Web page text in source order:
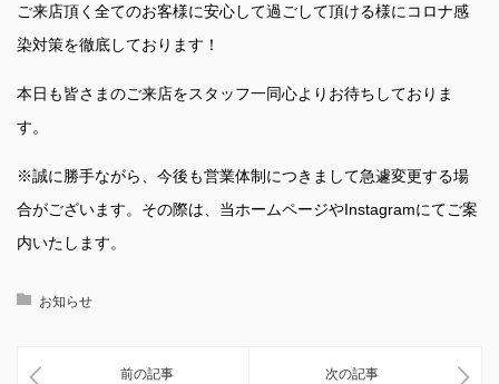
ご来店頂く全てのお客様に安心して過ごして頂ける様にコロナ感
染対策を徹底しております！
本日も皆さまのご来店をスタッフ一同心よりお待ちしておりま
す。
※誠に勝手ながら、今後も営業体制につきまして急遽変更する場
合がございます。その際は、当ホームページやInstagramにてご案
内いたします。
お知らせ
前の記事 次の記事